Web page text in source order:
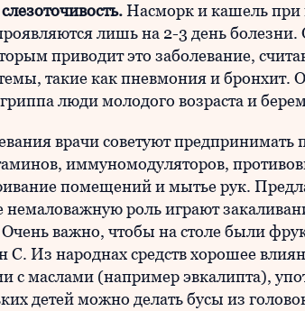
Насморк и кашель при
лишь на 2-3 день
приводит это заболевание,
такие как пневмония и бронхит.
люди молодого возраста и
врачи советуют
иммуномодуляторов,
помещений и мытье рук.
роль играют
важно, чтобы на столе были
С. Из народнах средств хорошее
с маслами (например эвкалипта),
детей можно делать бусы из